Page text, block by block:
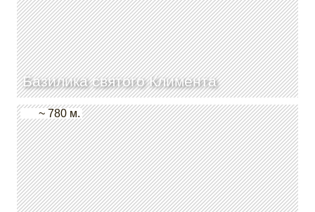
Базилика святого Климента
~ 780 м.